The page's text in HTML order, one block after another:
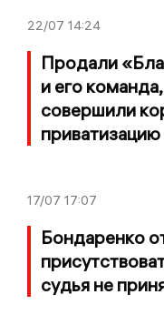
22/07 14:24
Продали
и его
совершили
приватизацию
17/07 17:07
Бондаренко
судья не